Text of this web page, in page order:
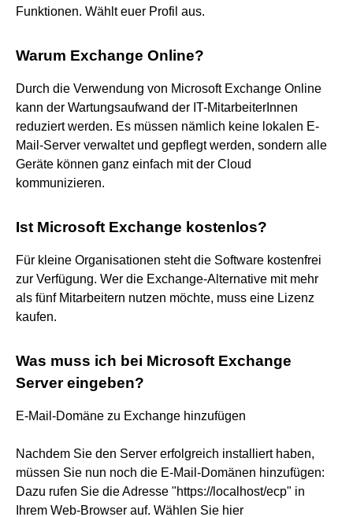
Funktionen. Wählt euer Profil aus.
Warum Exchange Online?
Durch die Verwendung von Microsoft Exchange Online
kann der Wartungsaufwand der IT-MitarbeiterInnen
reduziert werden. Es müssen nämlich keine lokalen E-
Mail-Server verwaltet und gepflegt werden, sondern alle
Geräte können ganz einfach mit der Cloud
kommunizieren.
Ist Microsoft Exchange kostenlos?
Für kleine Organisationen steht die Software kostenfrei
zur Verfügung. Wer die Exchange-Alternative mit mehr
als fünf Mitarbeitern nutzen möchte, muss eine Lizenz
kaufen.
Was muss ich bei Microsoft Exchange
Server eingeben?
E-Mail-Domäne zu Exchange hinzufügen
Nachdem Sie den Server erfolgreich installiert haben,
müssen Sie nun noch die E-Mail-Domänen hinzufügen:
Dazu rufen Sie die Adresse "https://localhost/ecp" in
Ihrem Web-Browser auf. Wählen Sie hier